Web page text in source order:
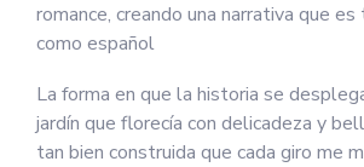
romance, creando una narrativa que
como español
La forma en que la historia se
jardín que florecía con delicadeza y
tan bien construida que cada giro me